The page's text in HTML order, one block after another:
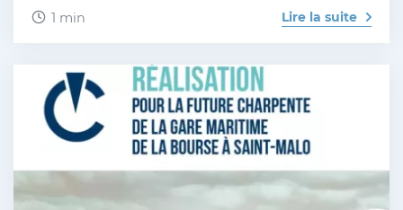
1 min Lire la suite